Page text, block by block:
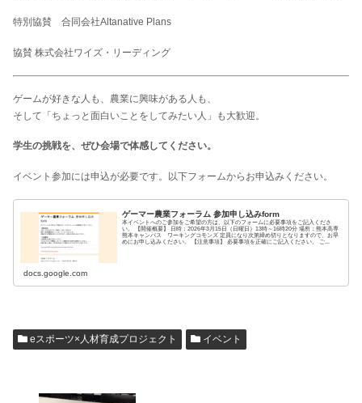
特別協賛 合同会社Altanative Plans
協賛 株式会社ワイズ・リーディング
ゲームが好きな人も、農業に興味がある人も、
そして「ちょっと面白いことをしてみたい人」も大歓迎。
学生の挑戦を、ぜひ会場で体感してください。
イベント参加には申込が必要です。以下フォームからお申込みください。
ゲーマー農業フォーラム 参加申し込みform
本イベントへのご参加をご希望の方は、以下のフォームに必要事項をご記入くださ
い。 【開催概要】 日時：2026年3月15日（日曜日）13時～16時20分 場所：熊本高専
熊本キャンパス ワーキングコモンズ 定員になり次第締め切りとなりますので、お早
めにお申し込みください。 【注意事項】 必要事項を正確にご記入ください。 ご...
docs.google.com
eスポーツ×人材育成プロジェクト イベント